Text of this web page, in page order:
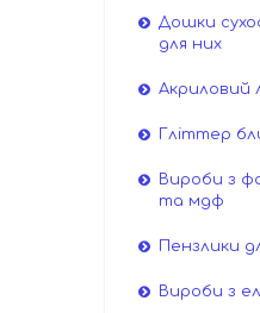
Дошки
для них
Акриловий
Гліттер
Вироби з
та мдф
Пензлики
Вироби з